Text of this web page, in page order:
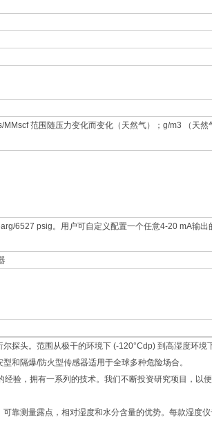
范围随压力变化而变化（天然气）；g/m3 （天然
6527 psig。用户可自定义配置一个任意4-20 mA输出
探头。范围从极干的环境下 (-120°Cdp) 到高湿度环境
和隔爆/防火型传感器适用于全球多种危险场合。
验，拥有一系列的技术。我们不断投资研究项目，以
靠测量露点，相对湿度和水分含量的优势。每款湿度